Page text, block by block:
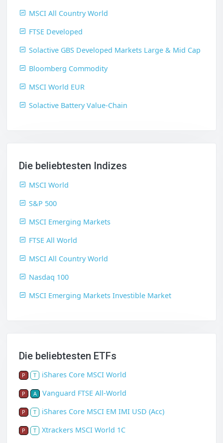
MSCI All Country World
FTSE Developed
Solactive GBS Developed Markets Large & Mid Cap
Bloomberg Commodity
MSCI World EUR
Solactive Battery Value-Chain
Die beliebtesten Indizes
MSCI World
S&P 500
MSCI Emerging Markets
FTSE All World
MSCI All Country World
Nasdaq 100
MSCI Emerging Markets Investible Market
Die beliebtesten ETFs
P T iShares Core MSCI World
P A Vanguard FTSE All-World
P T iShares Core MSCI EM IMI USD (Acc)
P T Xtrackers MSCI World 1C